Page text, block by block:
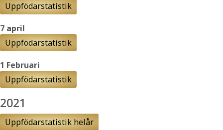
Uppfödarstatistik
7 april
Uppfödarstatistik
1 Februari
Uppfödarstatistik
2021
Uppfödarstatistik helår